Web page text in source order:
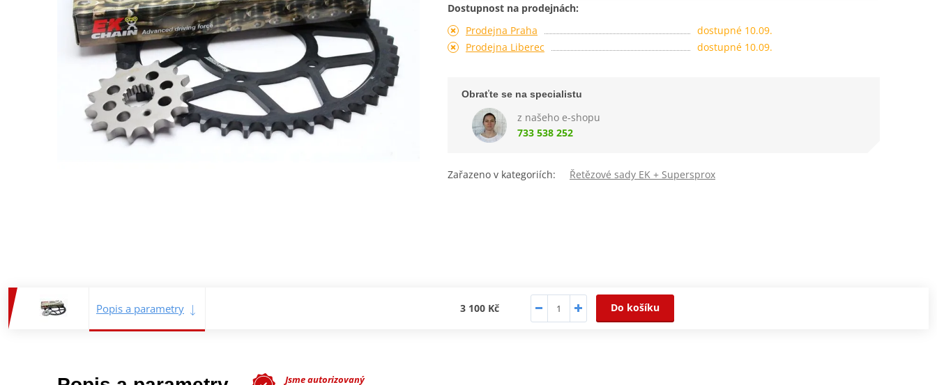
Dostupnost na prodejnách:
Prodejna Praha
dostupné 10.09.
Prodejna Liberec
dostupné 10.09.
Obraťte se na specialistu
z našeho e-shopu
733 538 252
Zařazeno v kategoriích: Řetězové sady EK + Supersprox
Popis a parametry 3 100 Kč Do košíku
Jsme autorizovaný